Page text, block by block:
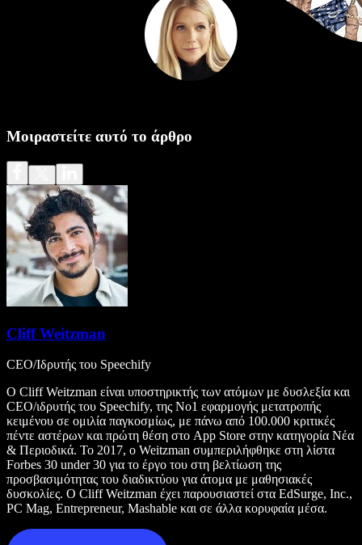
Μοιραστείτε αυτό το άρθρο
Cliff Weitzman
CEO/Ιδρυτής του Speechify
Ο Cliff Weitzman είναι υποστηρικτής των ατόμων με δυσλεξία και
CEO/ιδρυτής του Speechify, της Νο1 εφαρμογής μετατροπής
κειμένου σε ομιλία παγκοσμίως, με πάνω από 100.000 κριτικές
πέντε αστέρων και πρώτη θέση στο App Store στην κατηγορία Νέα
& Περιοδικά. Το 2017, ο Weitzman συμπεριλήφθηκε στη λίστα
Forbes 30 under 30 για το έργο του στη βελτίωση της
προσβασιμότητας του διαδικτύου για άτομα με μαθησιακές
δυσκολίες. Ο Cliff Weitzman έχει παρουσιαστεί στα EdSurge, Inc.,
PC Mag, Entrepreneur, Mashable και σε άλλα κορυφαία μέσα.